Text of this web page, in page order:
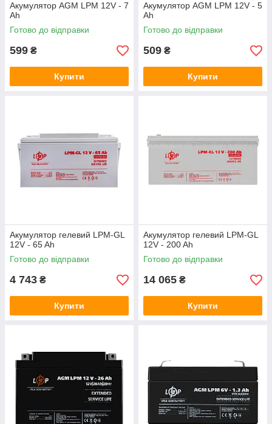
Акумулятор AGM LPM 12V - 7
Ah
Готово до відправки
599 ₴
Купити
Акумулятор AGM LPM 12V - 5
Ah
Готово до відправки
509 ₴
Купити
Акумулятор гелевий LPM-GL
12V - 65 Ah
Готово до відправки
4 743 ₴
Купити
Акумулятор гелевий LPM-GL
12V - 200 Ah
Готово до відправки
14 065 ₴
Купити